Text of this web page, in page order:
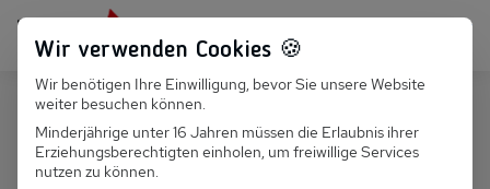
Persönlich für dich da: +49 251 899 050
Suchfeld
Suchen
PL 012.060 - FH Eden 1
Wir verwenden Cookies 🍪
Wir benötigen Ihre Einwilligung, bevor Sie unsere Website
weiter besuchen können.
Minderjährige unter 16 Jahren müssen die Erlaubnis ihrer
Erziehungsberechtigten einholen, um freiwillige Services
nutzen zu können.